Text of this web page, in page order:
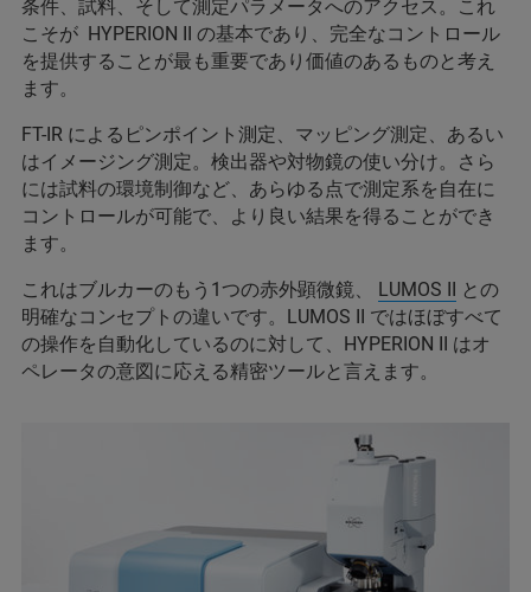
条件、試料、そして測定パラメータへのアクセス。これ
こそが HYPERION II の基本であり、完全なコントロール
を提供することが最も重要であり価値のあるものと考え
ます。
FT-IR によるピンポイント測定、マッピング測定、あるい
はイメージング測定。検出器や対物鏡の使い分け。さら
には試料の環境制御など、あらゆる点で測定系を自在に
コントロールが可能で、より良い結果を得ることができ
ます。
これはブルカーのもう1つの赤外顕微鏡、 LUMOS II との
明確なコンセプトの違いです。LUMOS II ではほぼすべて
の操作を自動化しているのに対して、HYPERION II はオ
ペレータの意図に応える精密ツールと言えます。